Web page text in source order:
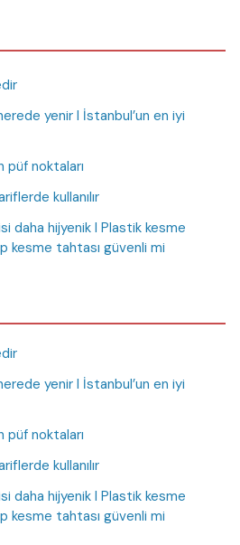
yenir I İstanbul’un en iyi
püf noktaları
kullanılır
daha hijyenik I Plastik kesme
kesme tahtası güvenli mi
yenir I İstanbul’un en iyi
püf noktaları
kullanılır
daha hijyenik I Plastik kesme
kesme tahtası güvenli mi